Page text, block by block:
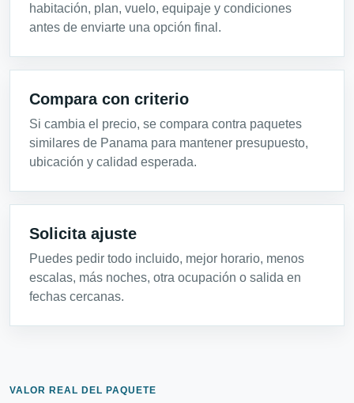
habitación, plan, vuelo, equipaje y condiciones
antes de enviarte una opción final.
Compara con criterio
Si cambia el precio, se compara contra paquetes
similares de Panama para mantener presupuesto,
ubicación y calidad esperada.
Solicita ajuste
Puedes pedir todo incluido, mejor horario, menos
escalas, más noches, otra ocupación o salida en
fechas cercanas.
VALOR REAL DEL PAQUETE